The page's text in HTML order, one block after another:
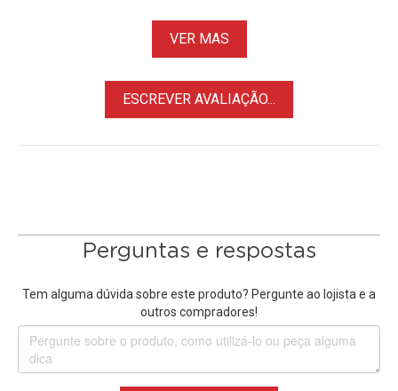
VER MAS
ESCREVER AVALIAÇÃO...
Perguntas e respostas
Tem alguma dúvida sobre este produto? Pergunte ao lojista e a
outros compradores!